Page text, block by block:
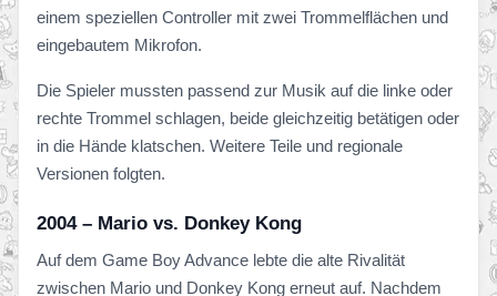
einem speziellen Controller mit zwei Trommelflächen und
eingebautem Mikrofon.
Die Spieler mussten passend zur Musik auf die linke oder
rechte Trommel schlagen, beide gleichzeitig betätigen oder
in die Hände klatschen. Weitere Teile und regionale
Versionen folgten.
2004 – Mario vs. Donkey Kong
Auf dem Game Boy Advance lebte die alte Rivalität
zwischen Mario und Donkey Kong erneut auf. Nachdem